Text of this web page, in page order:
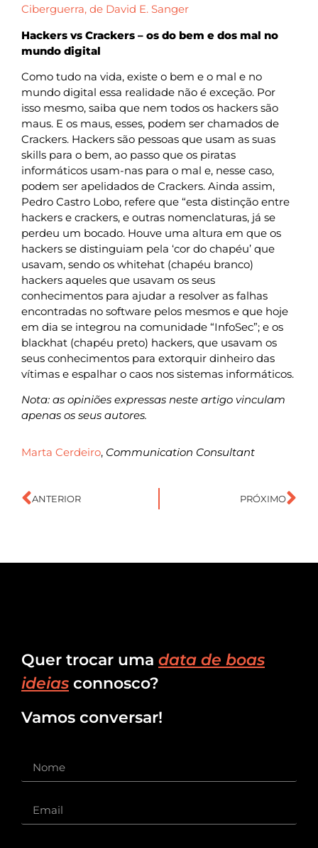
Ciberguerra, de David E. Sanger
Hackers vs Crackers – os do bem e dos mal no
mundo digital
Como tudo na vida, existe o bem e o mal e no
mundo digital essa realidade não é exceção. Por
isso mesmo, saiba que nem todos os hackers são
maus. E os maus, esses, podem ser chamados de
Crackers. Hackers são pessoas que usam as suas
skills para o bem, ao passo que os piratas
informáticos usam-nas para o mal e, nesse caso,
podem ser apelidados de Crackers. Ainda assim,
Pedro Castro Lobo, refere que “esta distinção entre
hackers e crackers, e outras nomenclaturas, já se
perdeu um bocado. Houve uma altura em que os
hackers se distinguiam pela ‘cor do chapéu’ que
usavam, sendo os whitehat (chapéu branco)
hackers aqueles que usavam os seus
conhecimentos para ajudar a resolver as falhas
encontradas no software pelos mesmos e que hoje
em dia se integrou na comunidade “InfoSec”; e os
blackhat (chapéu preto) hackers, que usavam os
seus conhecimentos para extorquir dinheiro das
vítimas e espalhar o caos nos sistemas informáticos.
Nota: as opiniões expressas neste artigo vinculam
apenas os seus autores.
Marta Cerdeiro, Communication Consultant
ANTERIOR PRÓXIMO
Quer trocar uma data de boas
ideias connosco?
Vamos conversar!